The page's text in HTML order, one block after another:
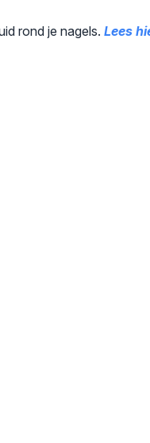
rond je nagels. Lees